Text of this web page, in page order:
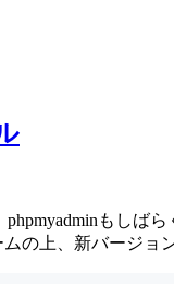
もし
の上、新バージョ